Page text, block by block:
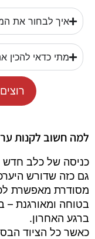
איך לבחור את
מתי כדאי להכין
למה חשוב לקנות
כניסה של כלב חדש
גם כזה שדורש
מסודרת מאפשרת
בטוחה ומאורגנת –
ברגע האחרון.
כאשר כל הציוד